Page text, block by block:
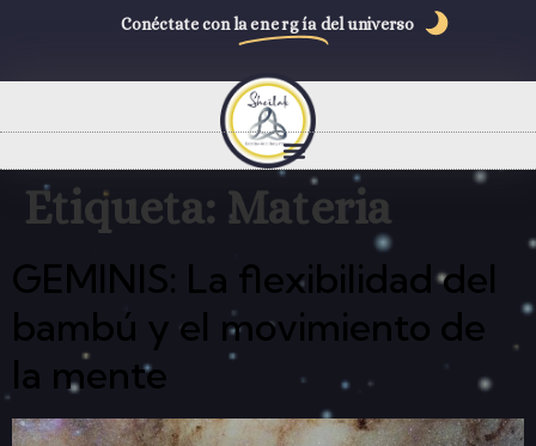
Conéctate con la energía del universo
Etiqueta: Materia
GEMINIS: La flexibilidad del
bambú y el movimiento de
la mente